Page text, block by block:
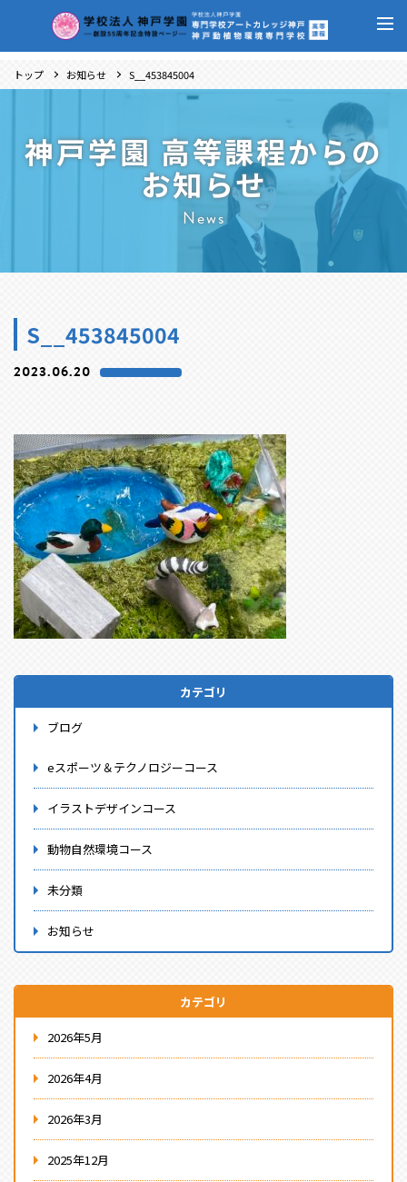
トップ お知らせ S__453845004
神戸学園 高等課程からの
お知らせ
News
S__453845004
2023.06.20
カテゴリ
ブログ
eスポーツ＆テクノロジーコース
イラストデザインコース
動物自然環境コース
未分類
お知らせ
カテゴリ
2026年5月
2026年4月
2026年3月
2025年12月